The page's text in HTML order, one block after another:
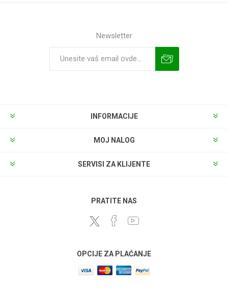
Newsletter
INFORMACIJE
MOJ NALOG
SERVISI ZA KLIJENTE
PRATITE NAS
OPCIJE ZA PLAĆANJE